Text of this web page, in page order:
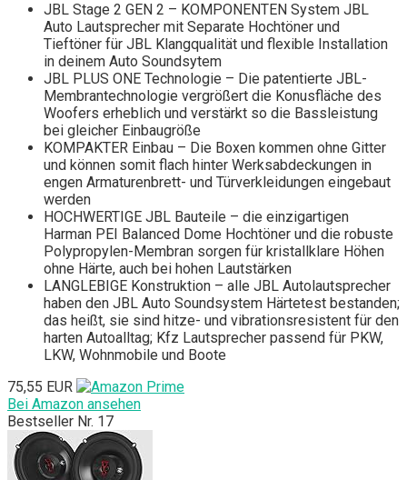
JBL Stage 2 GEN 2 – KOMPONENTEN System JBL
Auto Lautsprecher mit Separate Hochtöner und
Tieftöner für JBL Klangqualität und flexible Installation
in deinem Auto Soundsytem
JBL PLUS ONE Technologie – Die patentierte JBL-
Membrantechnologie vergrößert die Konusfläche des
Woofers erheblich und verstärkt so die Bassleistung
bei gleicher Einbaugröße
KOMPAKTER Einbau – Die Boxen kommen ohne Gitter
und können somit flach hinter Werksabdeckungen in
engen Armaturenbrett- und Türverkleidungen eingebaut
werden
HOCHWERTIGE JBL Bauteile – die einzigartigen
Harman PEI Balanced Dome Hochtöner und die robuste
Polypropylen-Membran sorgen für kristallklare Höhen
ohne Härte, auch bei hohen Lautstärken
LANGLEBIGE Konstruktion – alle JBL Autolautsprecher
haben den JBL Auto Soundsystem Härtetest bestanden;
das heißt, sie sind hitze- und vibrationsresistent für den
harten Autoalltag; Kfz Lautsprecher passend für PKW,
LKW, Wohnmobile und Boote
75,55 EUR
Bei Amazon ansehen
Bestseller Nr. 17